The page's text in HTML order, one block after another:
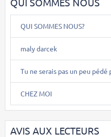
QUI SOMMES NOUS?
maly darcek
Tu ne serais pas un peu pédé
CHEZ MOI
AVIS AUX LECTEURS